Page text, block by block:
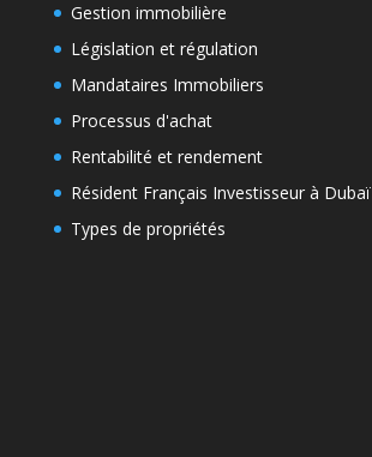
Gestion immobilière
Législation et régulation
Mandataires Immobiliers
Processus d'achat
Rentabilité et rendement
Résident Français Investisseur à Dubaï
Types de propriétés